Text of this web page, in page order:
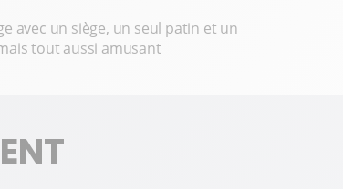
avec un siège, un seul patin et un
tout aussi amusant